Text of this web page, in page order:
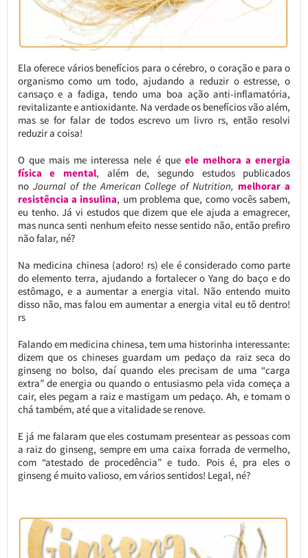
Ela oferece vários benefícios para o cérebro, o coração e para o
organismo como um todo, ajudando a reduzir o estresse, o
cansaço e a fadiga, tendo uma boa ação anti-inflamatória,
revitalizante e antioxidante. Na verdade os benefícios vão além,
mas se for falar de todos escrevo um livro rs, então resolvi
reduzir a coisa!
O que mais me interessa nele é queele melhora a energia
física e mental, além de, segundo estudos publicados
no Journal of the American College of Nutrition, melhorar a
resistência a insulina, um problema que, como vocês sabem,
eu tenho. Já vi estudos que dizem que ele ajuda a emagrecer,
mas nunca senti nenhum efeito nesse sentido não, então prefiro
não falar, né?
Na medicina chinesa (adoro! rs) ele é considerado como parte
do elemento terra, ajudando a fortalecer o Yang do baço e do
estômago, e a aumentar a energia vital. Não entendo muito
disso não, mas falou em aumentar a energia vital eu tô dentro!
rs
Falando em medicina chinesa, tem uma historinha interessante:
dizem que os chineses guardam um pedaço da raiz seca do
ginseng no bolso, daí quando eles precisam de uma “carga
extra” de energia ou quando o entusiasmo pela vida começa a
cair, eles pegam a raiz e mastigam um pedaço. Ah, e tomam o
chá também, até que a vitalidade se renove.
E já me falaram que eles costumam presentear as pessoas com
a raiz do ginseng, sempre em uma caixa forrada de vermelho,
com “atestado de procedência” e tudo. Pois é, pra eles o
ginseng é muito valioso, em vários sentidos! Legal, né?